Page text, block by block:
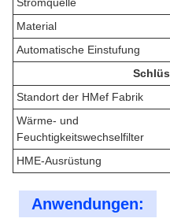
Material
Automatische Einstufung
Standort der HMef Fabrik
Wärme- und
Feuchtigkeitswechselfilter
HME-Ausrüstung
Anwendungen: